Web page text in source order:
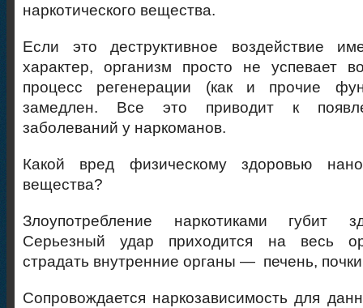
наркотического вещества.
Если это деструктивное воздействие
характер, организм просто не успевает
процесс регенерации (как и прочие
замедлен. Все это приводит к
заболеваний у наркоманов.
Какой вред физическому здоровью
вещества?
Злоупотребление наркотиками губит
Серьезный удар приходится на весь
страдать внутренние органы — печень,
Сопровождается наркозависимость для